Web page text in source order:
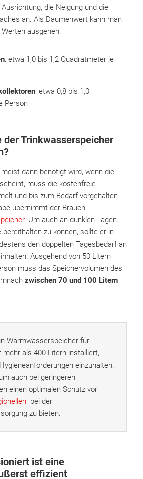
die Neigung und die
an. Als Daumenwert kann man
ausgehen:
: etwa 1,0 bis 1,2 Quadratmeter je
: etwa 0,8 bis 1,0
Person
der Trinkwasserspeicher
dann benötigt wird, wenn die
muss die kostenfreie
und bis zum Bedarf vorgehalten
übernimmt der Brauch-
. Um auch an dunklen Tagen
bereithalten zu können, sollte er in
den doppelten Tagesbedarf an
Ausgehend von 50 Litern
muss das Speichervolumen des
zwischen 70 und 100 Litern
Warmwasserspeicher für
als 400 Litern installiert,
einzuhalten.
auch bei geringeren
einen optimalen Schutz vor
bei der
zu bieten.
ist eine
effizient